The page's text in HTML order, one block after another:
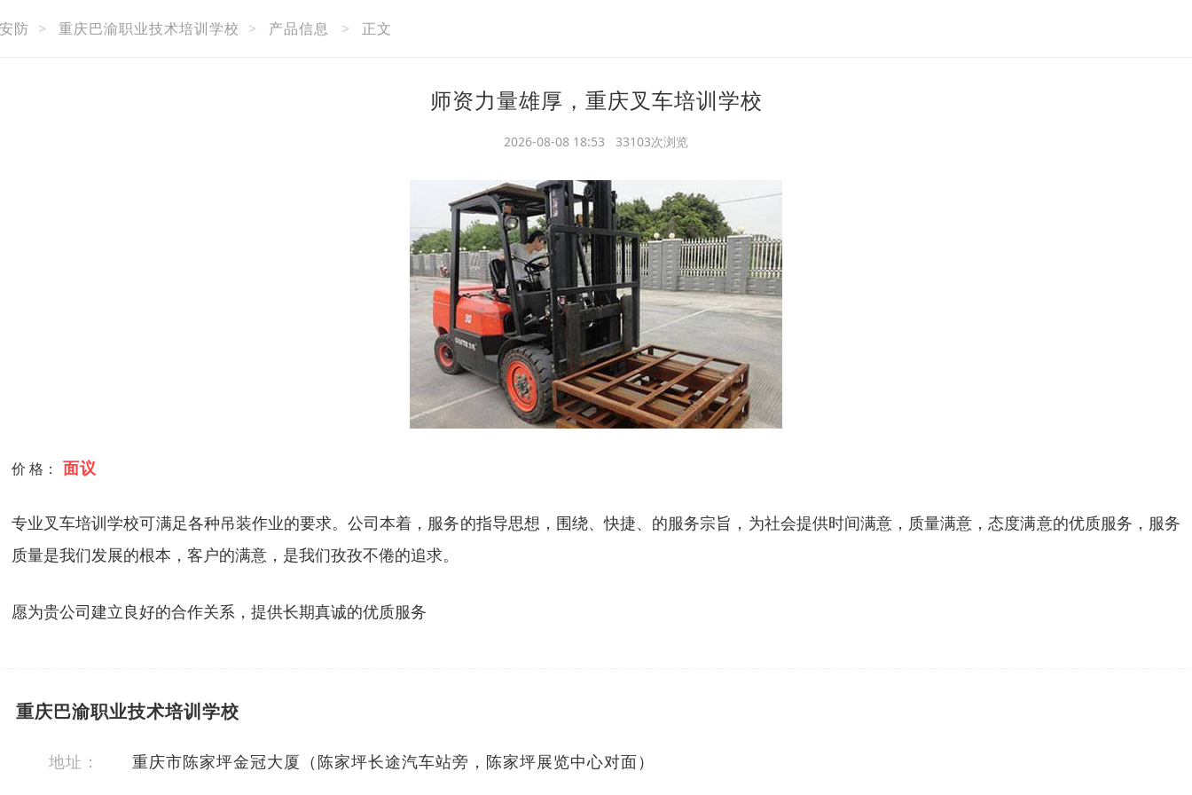
防 > 重庆巴渝职业技术培训学校 > 产品信息 > 正文
师资力量雄厚，重庆叉车培训学校
2026-08-08 18:53 33103次浏览
价 格： 面议
专业叉车培训学校可满足各种吊装作业的要求。公司本着，服务的指导思想，围绕、快捷、的服务宗旨，为社会提供时间满意，质量满意，态度满意的优质服务，服务
质量是我们发展的根本，客户的满意，是我们孜孜不倦的追求。
愿为贵公司建立良好的合作关系，提供长期真诚的优质服务
重庆巴渝职业技术培训学校
地址：
重庆市陈家坪金冠大厦（陈家坪长途汽车站旁，陈家坪展览中心对面）